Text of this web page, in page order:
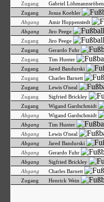
Zugang
Gabriel Löhmannsröben
Zugang
Josua Koehler
Abgang
Amir Hoppenstedt
Abgang
Jiro Peege
Zugang
Jiro Peege
Zugang
Gerardo Fuhr
Zugang
Tim Hunter
Zugang
Jared Bandurski
Zugang
Charles Barnett
Zugang
Lewis O'neal
Zugang
Sigfried Brickley
Zugang
Wigand Gardschmidt
Abgang
Wigand Gardschmidt
Abgang
Tim Hunter
Abgang
Lewis O'neal
Abgang
Jared Bandurski
Abgang
Gerardo Fuhr
Abgang
Sigfried Brickley
Abgang
Charles Barnett
Zugang
Henrick Wein